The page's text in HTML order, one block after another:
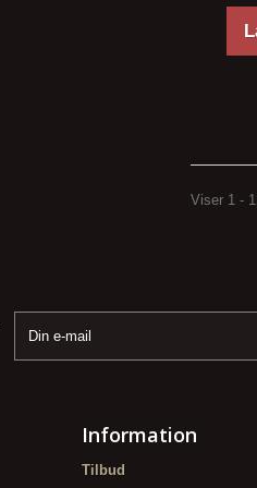
Viser 1 -
Information
Tilbud